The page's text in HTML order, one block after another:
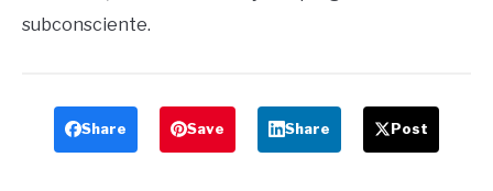
subconsciente.
Share Save Share Post